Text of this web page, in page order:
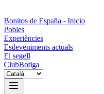
Bonitos de España - Inicio
Pobles
Experiències
Esdeveniments actuals
El segell
ClubBotiga